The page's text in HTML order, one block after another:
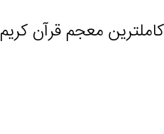
کاملترین معجم قرآن کریم